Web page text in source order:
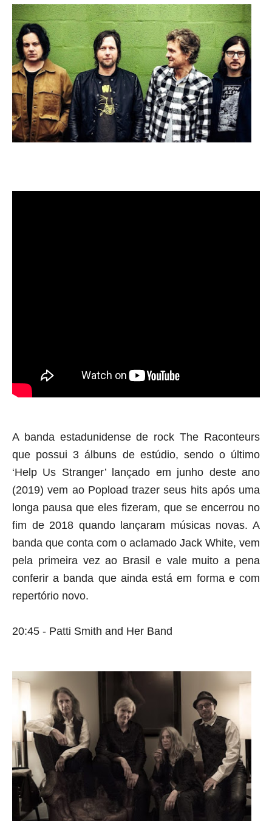
A banda estadunidense de rock The Raconteurs
que possui 3 álbuns de estúdio, sendo o último
‘Help Us Stranger’ lançado em junho deste ano
(2019) vem ao Popload trazer seus hits após uma
longa pausa que eles fizeram, que se encerrou no
fim de 2018 quando lançaram músicas novas. A
banda que conta com o aclamado Jack White, vem
pela primeira vez ao Brasil e vale muito a pena
conferir a banda que ainda está em forma e com
repertório novo.
20:45 - Patti Smith and Her Band